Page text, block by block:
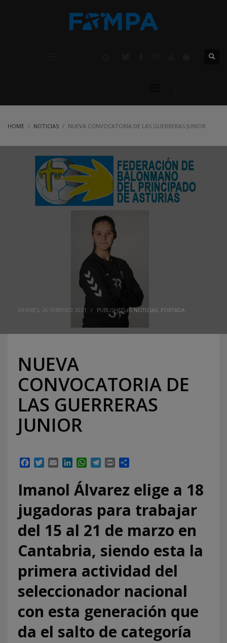
HOME NOTICIAS NUEVA CONVOCATORIA DE LAS GUERRERAS JUNIOR
VIERNES, 26 FEBRERO 2021 / PUBLISHED IN NOTICIAS PORTADA
NUEVA
CONVOCATORIA DE
LAS GUERRERAS
JUNIOR
Facebook
TwitterEmailLinkedInWhatsApp
Telegram
Print
Imanol Álvarez elige a 18
jugadoras para trabajar
del 15 al 21 de marzo en
Cantabria, siendo esta la
primera actividad del
seleccionador nacional
con esta generación que
da el salto de categoría